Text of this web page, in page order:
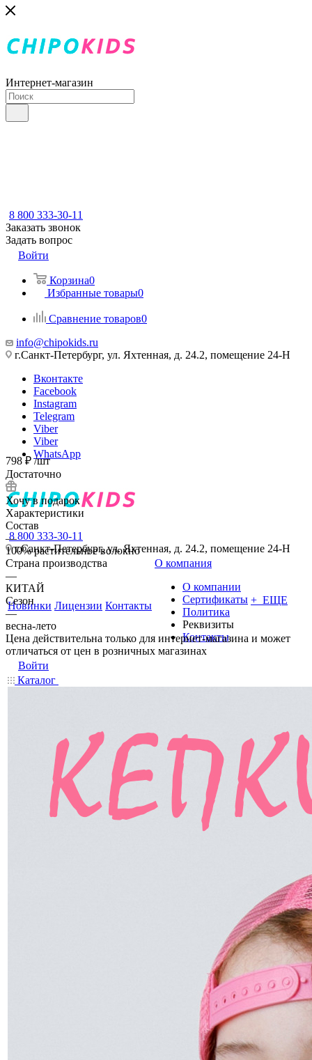
Интернет-магазин
8 800 333-30-11
Заказать звонок
Задать вопрос
Войти
Корзина0
Избранные товары0
Сравнение товаров0
info@chipokids.ru
г.Санкт-Петербург, ул. Яхтенная, д. 24.2, помещение 24-Н
Вконтакте
Facebook
Instagram
Telegram
Viber
Viber
WhatsApp
8 800 333-30-11
г.Санкт-Петербург, ул. Яхтенная, д. 24.2, помещение 24-Н
Новинки Лицензии Контакты
О компания
О компании
Сертификаты
Политика
Реквизиты
Контакты
+ ЕЩЕ
Войти
Каталог
798 ₽ /шт
Достаточно
Хочу в подарок
Характеристики
Состав
—
100% растительное волокно
Страна производства
—
КИТАЙ
Сезон
—
весна-лето
Цена действительна только для интернет-магазина и может
отличаться от цен в розничных магазинах